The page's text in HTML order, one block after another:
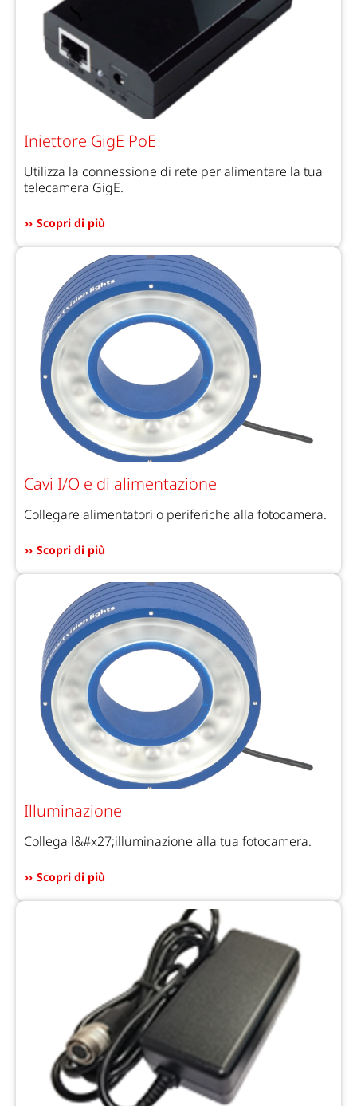
Iniettore GigE PoE
Utilizza la connessione di rete per alimentare la tua
telecamera GigE.
Scopri di più
Cavi I/O e di alimentazione
Collegare alimentatori o periferiche alla fotocamera.
Scopri di più
Illuminazione
Collega l&#x27;illuminazione alla tua fotocamera.
Scopri di più